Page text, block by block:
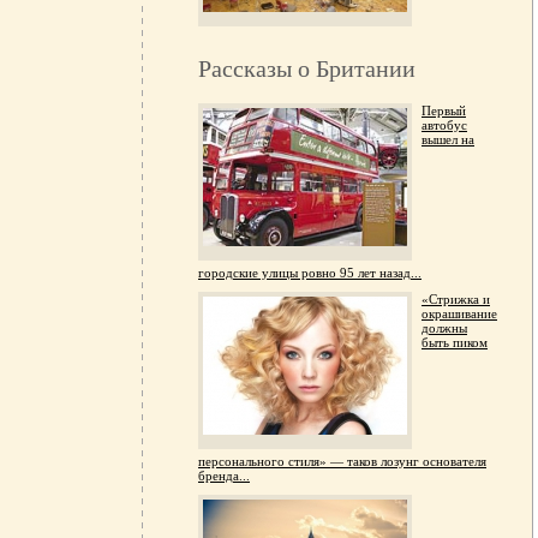
Рассказы о Британии
Первый
автобус
вышел на
городские улицы ровно 95 лет назад...
«Стрижка и
окрашивание
должны
быть пиком
персонального стиля» — таков лозунг основателя
бренда...